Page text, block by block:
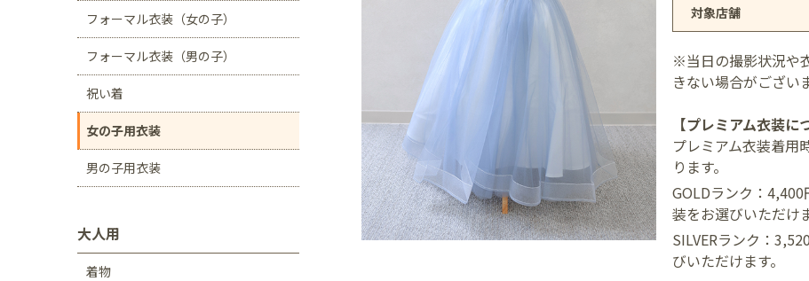
帝塚山店
福岡県
対象店舗
※当日の撮影状況や
きない場合がござい
【プレミアム衣装に
プレミアム衣装着用
ります。
GOLDランク：
装をお選びいただけ
SILVERランク：
びいただけます。
フォーマル衣装（女の子）
フォーマル衣装（男の子）
祝い着
女の子用衣装
男の子用衣装
大人用
着物